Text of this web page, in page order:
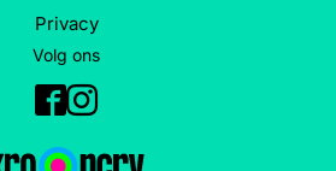
Privacy
Volg ons
Facebook
Instagram